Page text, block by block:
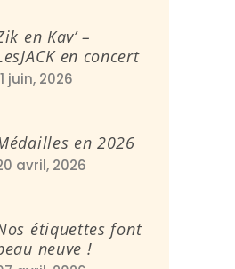
en Kav’ –
en concert
juin, 2026
en 2026
avril, 2026
étiquettes font
neuve !